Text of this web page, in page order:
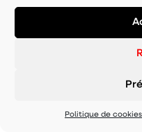
Politique de cookies